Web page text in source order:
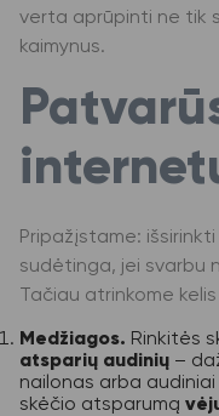
verta aprūpinti ne tik
kaimynus.
Pripažįstame: išsirinkti
sudėtinga, jei svarbu
Tačiau atrinkome
Medžiagos. Rinkitės
atsparių audinių –
nailonas arba
skėčio atsparumą